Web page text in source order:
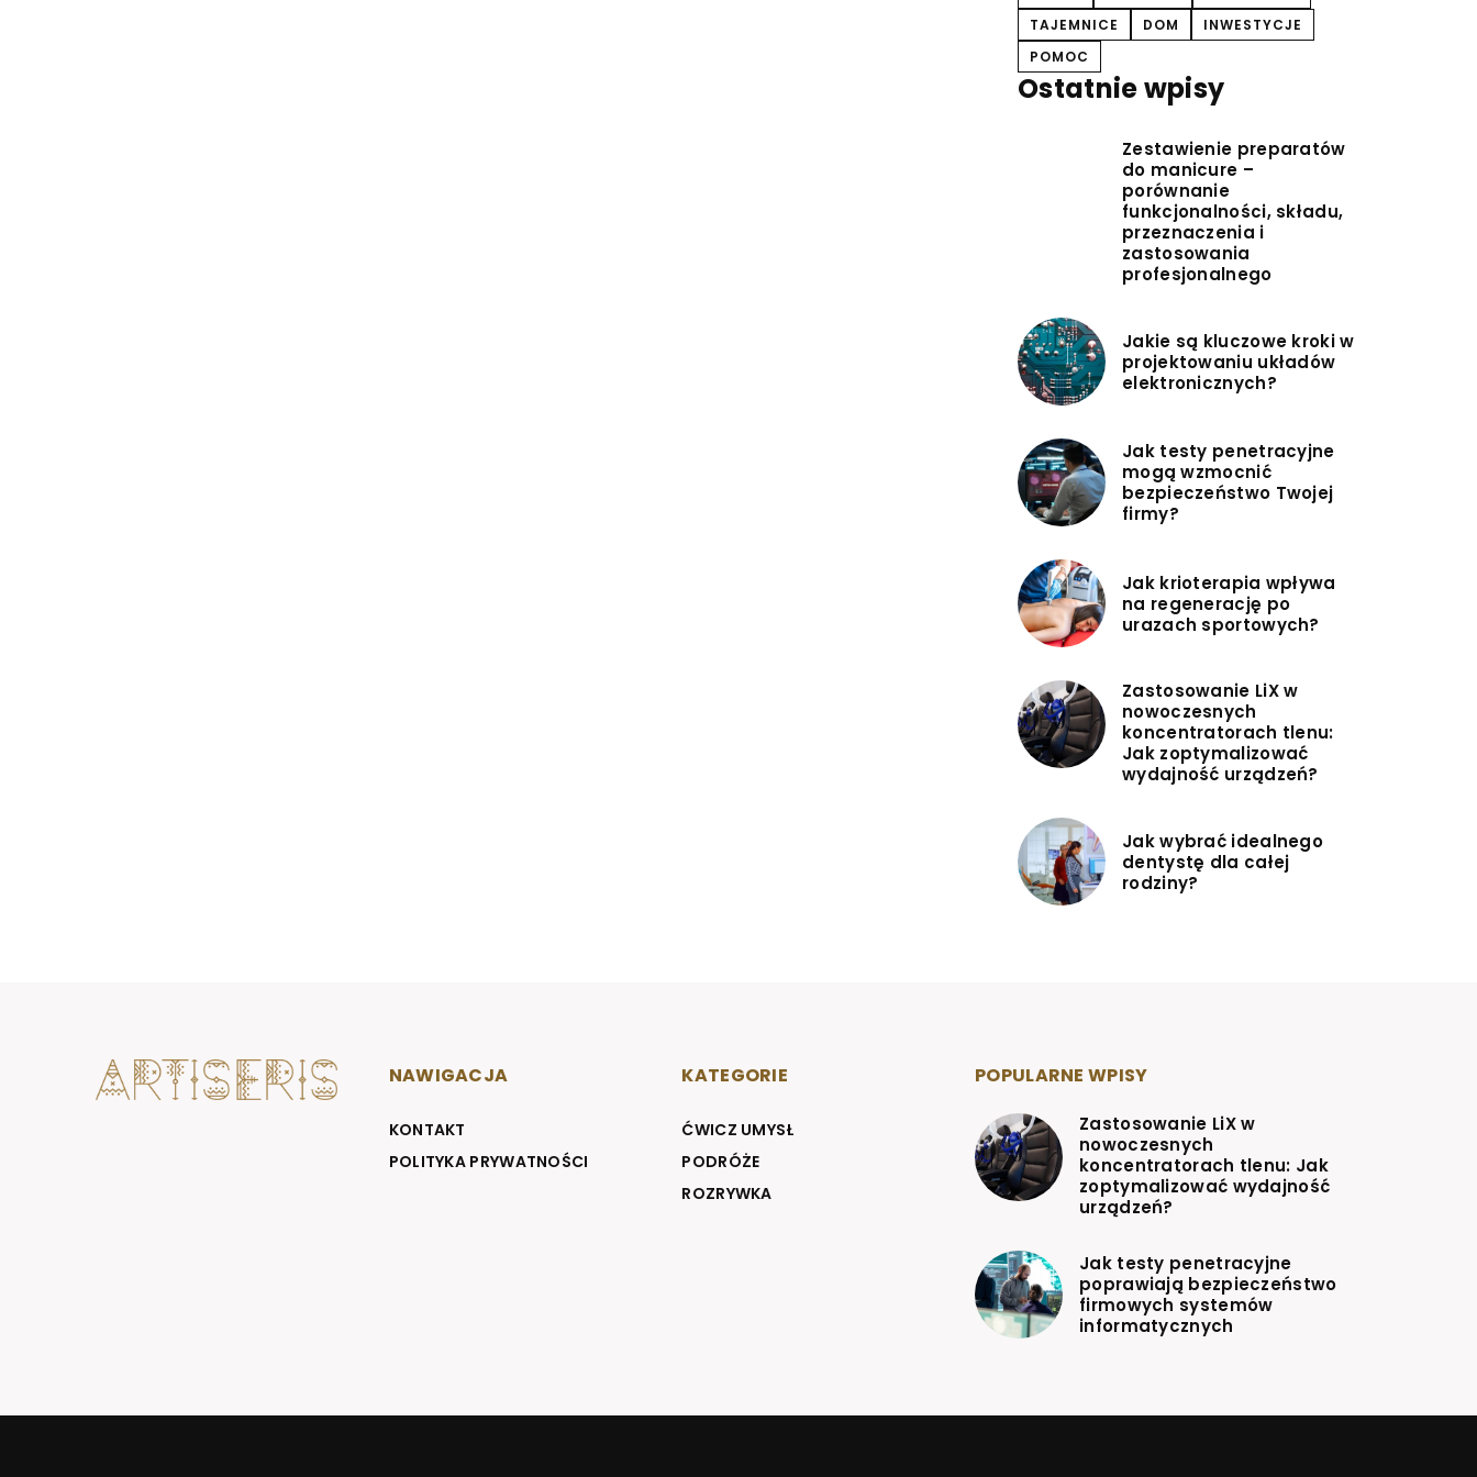
TAJEMNICE
DOM
INWESTYCJE
POMOC
Ostatnie wpisy
Zestawienie preparatów
do manicure –
porównanie
funkcjonalności, składu,
przeznaczenia i
zastosowania
profesjonalnego
Jakie są kluczowe kroki w
projektowaniu układów
elektronicznych?
Jak testy penetracyjne
mogą wzmocnić
bezpieczeństwo Twojej
firmy?
Jak krioterapia wpływa
na regenerację po
urazach sportowych?
Zastosowanie LiX w
nowoczesnych
koncentratorach tlenu:
Jak zoptymalizować
wydajność urządzeń?
Jak wybrać idealnego
dentystę dla całej
rodziny?
NAWIGACJA
KONTAKT
POLITYKA PRYWATNOŚCI
KATEGORIE
ĆWICZ UMYSŁ
PODRÓŻE
ROZRYWKA
POPULARNE WPISY
Zastosowanie LiX w
nowoczesnych
koncentratorach tlenu: Jak
zoptymalizować wydajność
urządzeń?
Jak testy penetracyjne
poprawiają bezpieczeństwo
firmowych systemów
informatycznych